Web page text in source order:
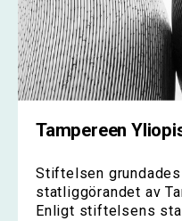
Tampereen
Stiftelsen
statliggörandet av
Enligt stiftelsens